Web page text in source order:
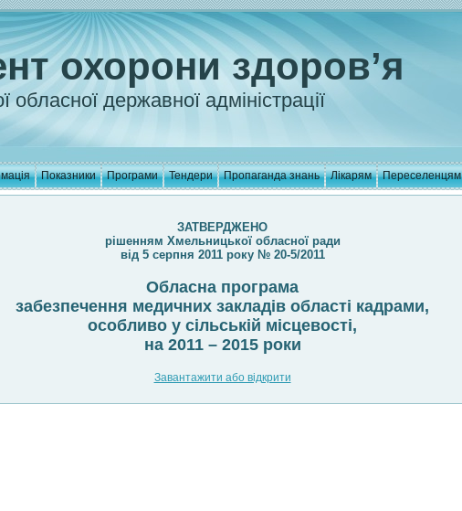
охорони здоров’я
обласної державної адміністрації
Показники Програми Тендери Пропаганда знань Лікарям Переселенцям
ЗАТВЕРДЖЕНО
рішенням Хмельницької обласної ради
від 5 серпня 2011 року № 20-5/2011
Обласна програма
забезпечення медичних закладів області кадрами,
особливо у сільській місцевості,
на 2011 – 2015 роки
Завантажити або відкрити